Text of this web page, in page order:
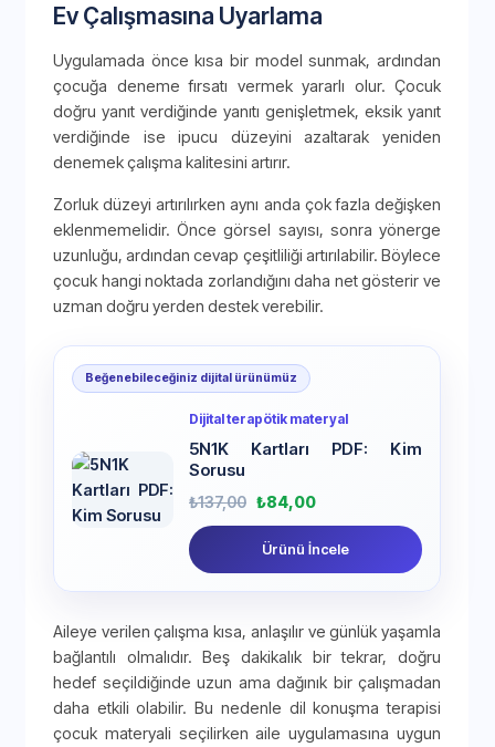
Ev Çalışmasına Uyarlama
Uygulamada önce kısa bir model sunmak, ardından
çocuğa deneme fırsatı vermek yararlı olur. Çocuk
doğru yanıt verdiğinde yanıtı genişletmek, eksik yanıt
verdiğinde ise ipucu düzeyini azaltarak yeniden
denemek çalışma kalitesini artırır.
Zorluk düzeyi artırılırken aynı anda çok fazla değişken
eklenmemelidir. Önce görsel sayısı, sonra yönerge
uzunluğu, ardından cevap çeşitliliği artırılabilir. Böylece
çocuk hangi noktada zorlandığını daha net gösterir ve
uzman doğru yerden destek verebilir.
Beğenebileceğiniz dijital ürünümüz
Dijital terapötik materyal
5N1K Kartları PDF: Kim
Sorusu
₺137,00 ₺84,00
Ürünü İncele
Aileye verilen çalışma kısa, anlaşılır ve günlük yaşamla
bağlantılı olmalıdır. Beş dakikalık bir tekrar, doğru
hedef seçildiğinde uzun ama dağınık bir çalışmadan
daha etkili olabilir. Bu nedenle dil konuşma terapisi
çocuk materyali seçilirken aile uygulamasına uygun